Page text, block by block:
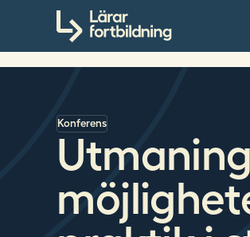
Till innehållet
p
Konferens